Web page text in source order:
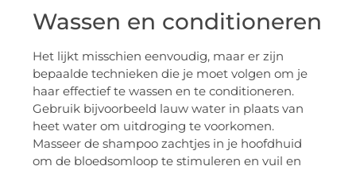
Wassen en conditioneren
Het lijkt misschien eenvoudig, maar er zijn
bepaalde technieken die je moet volgen om je
haar effectief te wassen en te conditioneren.
Gebruik bijvoorbeeld lauw water in plaats van
heet water om uitdroging te voorkomen.
Masseer de shampoo zachtjes in je hoofdhuid
om de bloedsomloop te stimuleren en vuil en